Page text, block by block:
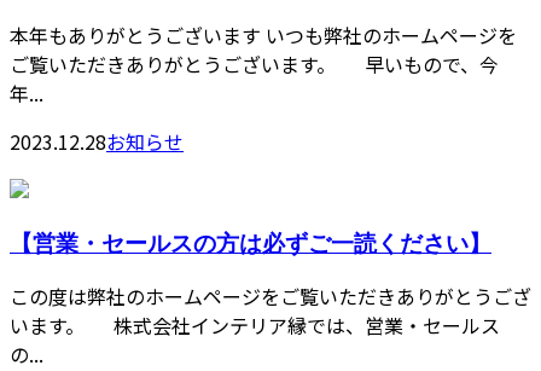
本年もありがとうございます いつも弊社のホームページを
ご覧いただきありがとうございます。 早いもので、今
年...
2023.12.28お知らせ
【営業・セールスの方は必ずご一読ください】
この度は弊社のホームページをご覧いただきありがとうござ
います。 株式会社インテリア縁では、営業・セールス
の...